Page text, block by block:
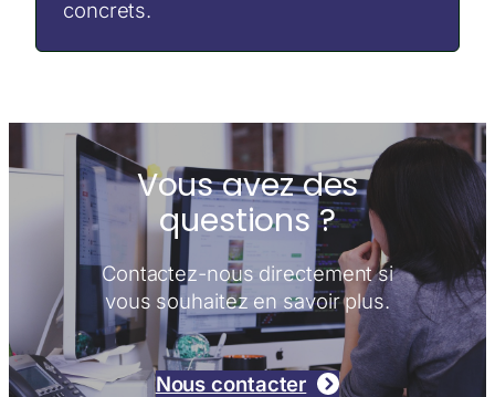
concrets.
Vous avez des
questions ?
Contactez-nous directement si
vous souhaitez en savoir plus.
Nous contacter